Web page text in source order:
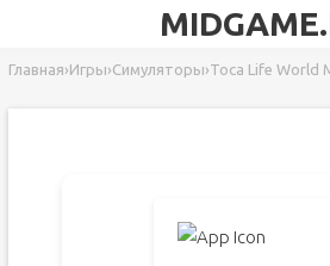
Главная›Игры›Симуляторы›Toca Life World